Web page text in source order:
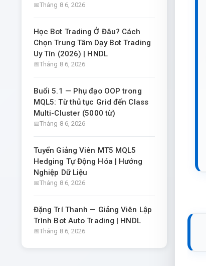
Tháng 8 6, 2026
Học Bot Trading Ở Đâu? Cách
Chọn Trung Tâm Dạy Bot Trading
Uy Tín (2026) | HNDL
Tháng 8 6, 2026
Buổi 5.1 — Phụ đạo OOP trong
MQL5: Từ thủ tục Grid đến Class
Multi-Cluster (5000 từ)
Tháng 8 6, 2026
Tuyển Giảng Viên MT5 MQL5
Hedging Tự Động Hóa | Hướng
Nghiệp Dữ Liệu
Tháng 8 6, 2026
Đặng Trí Thanh — Giảng Viên Lập
Trình Bot Auto Trading | HNDL
Tháng 8 6, 2026